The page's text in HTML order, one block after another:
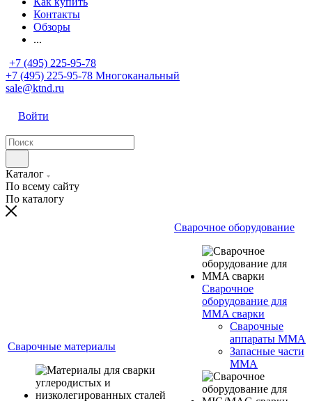
Контакты
Обзоры
...
+7 (495) 225-95-78
+7 (495) 225-95-78 Многоканальный
sale@ktnd.ru
Войти
Каталог
По всему сайту
По каталогу
Сварочные материалы
Сварочное оборудование
Сварочное
оборудование для
MMA сварки
Сварочные
аппараты MMA
Запасные части
MMA